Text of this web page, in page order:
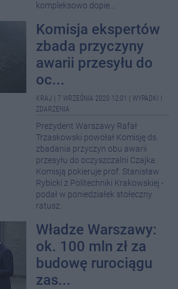
kompleksowo dopie...
Komisja ekspertów
zbada przyczyny
awarii przesyłu do
oc...
KRAJ 7 WRZEŚNIA 2020 12:01
WYPADKI I
ZDARZENIA
Prezydent Warszawy Rafał
Trzaskowski powołał Komisję ds.
zbadania przyczyn obu awarii
przesyłu do oczyszczalni Czajka.
Komisją pokieruje prof. Stanisław
Rybicki z Politechniki Krakowskiej -
podał w poniedziałek stołeczny
ratusz.
Władze Warszawy:
ok. 100 mln zł za
budowę rurociągu
zas...